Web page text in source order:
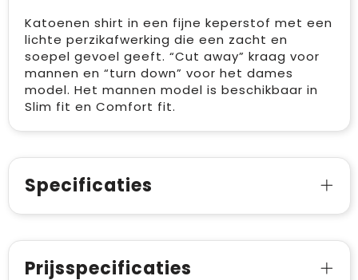
Katoenen shirt in een fijne keperstof met een
lichte perzikafwerking die een zacht en
soepel gevoel geeft. “Cut away” kraag voor
mannen en “turn down” voor het dames
model. Het mannen model is beschikbaar in
Slim fit en Comfort fit.
Specificaties
Prijsspecificaties